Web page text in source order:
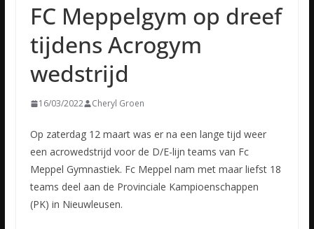
FC Meppelgym op dreef
tijdens Acrogym
wedstrijd
16/03/2022 Cheryl Groen
Op zaterdag 12 maart was er na een lange tijd weer
een acrowedstrijd voor de D/E-lijn teams van Fc
Meppel Gymnastiek. Fc Meppel nam met maar liefst 18
teams deel aan de Provinciale Kampioenschappen
(PK) in Nieuwleusen.